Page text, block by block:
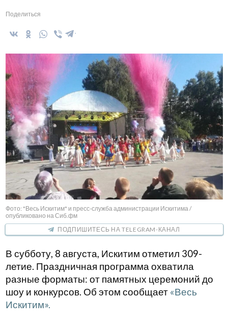
Поделиться
Фото: "Весь Искитим" и пресс-служба администрации Искитима /
опубликовано на Сиб.фм
ПОДПИШИТЕСЬ НА TELEGRAM-КАНАЛ
В субботу, 8 августа, Искитим отметил 309-
летие. Праздничная программа охватила
разные форматы: от памятных церемоний до
шоу и конкурсов. Об этом сообщает «Весь
Искитим».